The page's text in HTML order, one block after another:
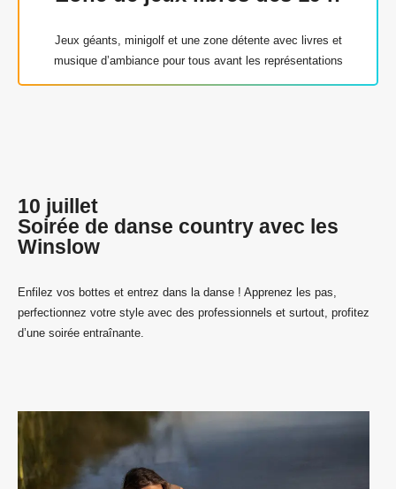
Jeux géants, minigolf et une zone détente avec livres et
musique d’ambiance pour tous avant les représentations
10 juillet
Soirée de danse country avec les
Winslow
Enfilez vos bottes et entrez dans la danse ! Apprenez les pas,
perfectionnez votre style avec des professionnels et surtout, profitez
d’une soirée entraînante.